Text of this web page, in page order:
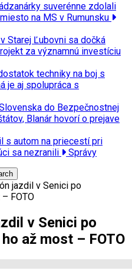
suverénne zdolali
na MS v Rumunsku
Starej Ľubovni sa dočká
za významnú investíciu
techniky na boj s
je aj spolupráca s
do Bezpečnostnej
Blanár hovorí o prejave
s autom na priecestí pri
sa nezranili
Správy
jazdil v Senici po
FOTO
v Senici po
až most – FOTO